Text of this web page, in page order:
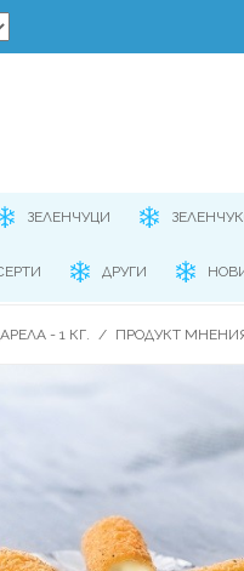
ЗЕЛЕНЧУЦИ
ДРУГИ
- 1 КГ. / ПРОДУКТ